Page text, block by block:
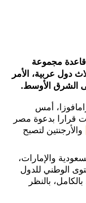
مجموعة
بينها ثلاث دول عربية، الأمر
الشرق الأوسط.
أمس
قرارا بدعوة مصر
والأرجنتين لتصبح
والإمارات،
الوطني للدول
بالنظر